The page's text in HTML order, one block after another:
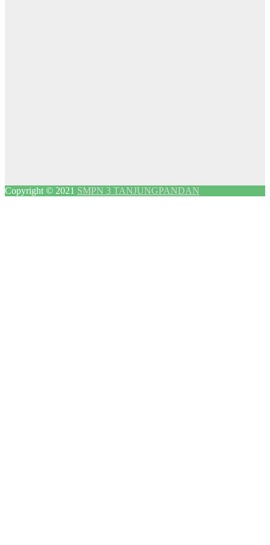
Copyright © 2021 SMPN 3 TANJUNGPANDAN